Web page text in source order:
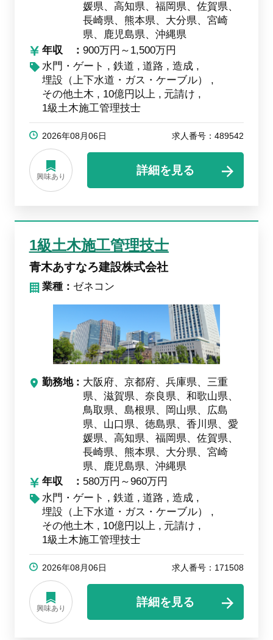
媛県、高知県、福岡県、佐賀県、
長崎県、熊本県、大分県、宮崎
県、鹿児島県、沖縄県
年収
900万円～1,500万円
水門・ゲート
鉄道 道路
造成
埋設（上下水道・ガス・ケーブル）
その他土木
10億円以上
元請け
1級土木施工管理技士
2026年08月06日 求人番号：489542
興味あり
詳細を見る
1級土木施工管理技士
青木あすなろ建設株式会社
業種： ゼネコン
勤務地
大阪府、京都府、兵庫県、三重
県、滋賀県、奈良県、和歌山県、
鳥取県、島根県、岡山県、広島
県、山口県、徳島県、香川県、愛
媛県、高知県、福岡県、佐賀県、
長崎県、熊本県、大分県、宮崎
県、鹿児島県、沖縄県
年収
580万円～960万円
水門・ゲート
鉄道 道路
造成
埋設（上下水道・ガス・ケーブル）
その他土木
10億円以上
元請け
1級土木施工管理技士
2026年08月06日 求人番号：171508
興味あり
詳細を見る